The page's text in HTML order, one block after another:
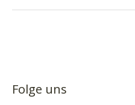
Folge uns